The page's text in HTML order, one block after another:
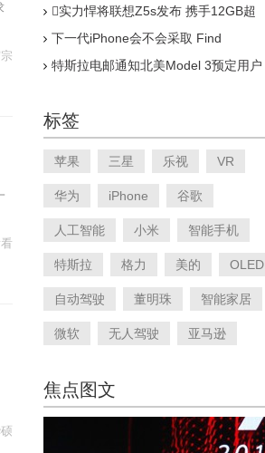
实力悍将联想Z5s发布 携手12GB超
下一代iPhone会不会采取 Find
特斯拉电邮通知北美Model 3预定用户
标签
苹果 三星 乐视 VR
华为 iPhone 谷歌
人工智能 小米 智能手机
特斯拉 格力 美的 OLED
自动驾驶 董明珠 智能家居
微软 无人驾驶 亚马逊
焦点图文